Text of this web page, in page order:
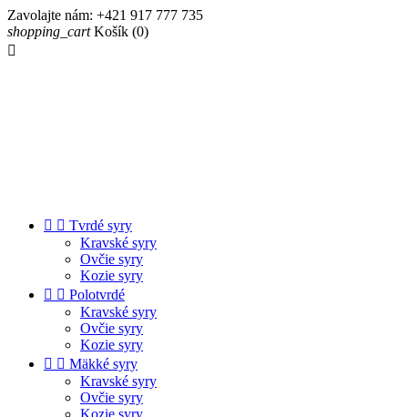
Zavolajte nám: +421 917 777 735
shopping_cart Košík (0)

  Tvrdé syry
Kravské syry
Ovčie syry
Kozie syry
  Polotvrdé
Kravské syry
Ovčie syry
Kozie syry
  Mäkké syry
Kravské syry
Ovčie syry
Kozie syry